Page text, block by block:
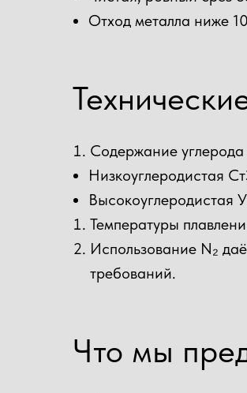
Отход металла ниже
Содержание
Низкоуглеродистая
Высокоуглеродистая
Температуры
Использование N₂
требований.
Что мы